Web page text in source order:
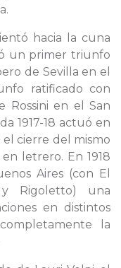
hacia la cuna
un primer triunfo
de Sevilla en el
ratificado con
Rossini en el San
1917-18 actuó en
el cierre del mismo
letrero. En 1918
Aires (con El
Rigoletto) una
en distintos
la